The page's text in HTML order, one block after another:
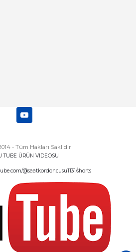
- Tüm Hakları Saklıdır
TUBE ÜRÜN VİDEOSU
@saatkordoncusu1131/shorts